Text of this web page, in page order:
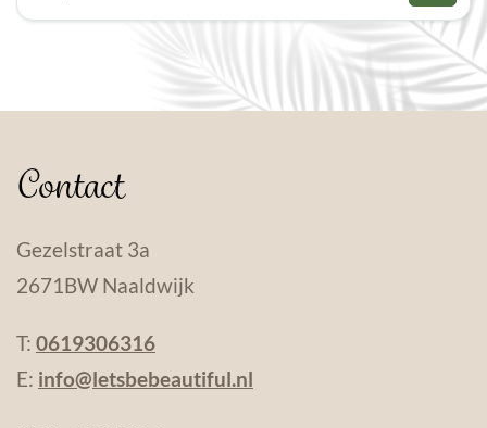
Contact
Gezelstraat 3a
2671BW Naaldwijk
T: 0619306316
E: info@letsbebeautiful.nl